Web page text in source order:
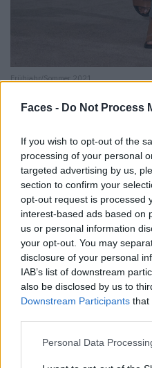
Faces - Do Not Process
If you wish to opt-out of the
processing of your personal
targeted advertising by us,
section to confirm your
opt-out request is processed
interest-based ads based on
us or personal information
your opt-out. You may
disclosure of your personal
IAB’s list of downstream
also be disclosed by us to
Downstream Participants that
Personal Data
Frühjahr/Sommer 2021